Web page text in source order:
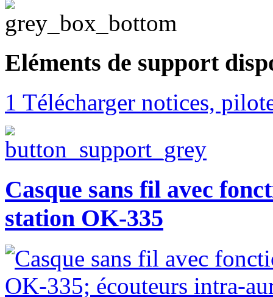
Eléments de support
1 Télécharger notices,
Casque sans fil avec
station OK-335